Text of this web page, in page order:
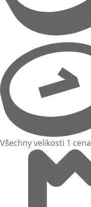
Všechny velikosti 1 cena